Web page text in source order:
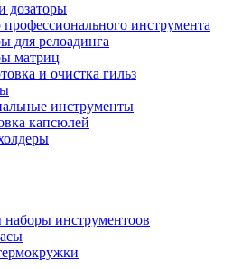
дозаторы
инструмента
для релоадинга
матриц
и очистка гильз
инструменты
капсюлей
инструментоов